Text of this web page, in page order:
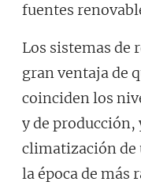
fuentes
Los sistemas de
gran ventaja de
coinciden los
y de producción,
climatización de
la época de más